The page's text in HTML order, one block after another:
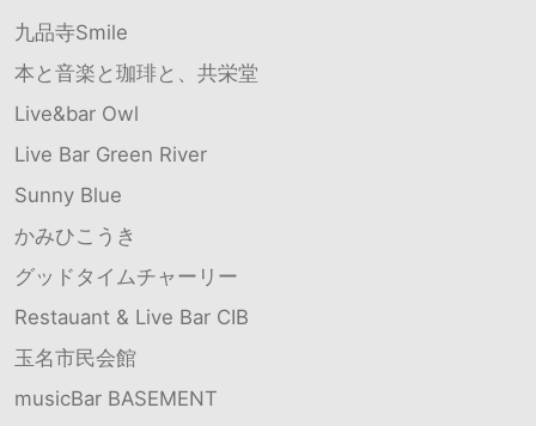
九品寺Smile
本と音楽と珈琲と、共栄堂
Live&bar Owl
Live Bar Green River
Sunny Blue
かみひこうき
グッドタイムチャーリー
Restauant & Live Bar CIB
玉名市民会館
musicBar BASEMENT